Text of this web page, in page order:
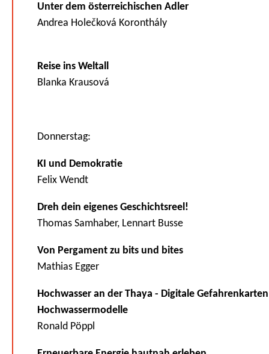
Unter dem österreichischen Adler
Andrea Holečková Koronthály
Reise ins Weltall
Blanka Krausová
Donnerstag:
KI und Demokratie
Felix Wendt
Dreh dein eigenes Geschichtsreel!
Thomas Samhaber, Lennart Busse
Von Pergament zu bits und bites
Mathias Egger
Hochwasser an der Thaya - Digitale
Hochwassermodelle
Ronald Pöppl